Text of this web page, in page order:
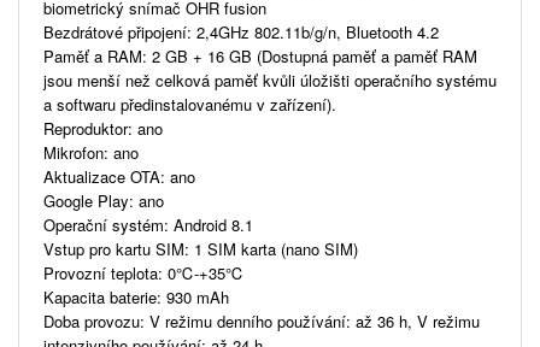
biometrický snímač OHR fusion
Bezdrátové připojení: 2,4GHz 802.11b/g/n, Bluetooth 4.2
Paměť a RAM: 2 GB + 16 GB (Dostupná paměť a paměť RAM
jsou menší než celková paměť kvůli úložišti operačního systému
a softwaru předinstalovanému v zařízení).
Reproduktor: ano
Mikrofon: ano
Aktualizace OTA: ano
Google Play: ano
Operační systém: Android 8.1
Vstup pro kartu SIM: 1 SIM karta (nano SIM)
Provozní teplota: 0℃-+35℃
Kapacita baterie: 930 mAh
Doba provozu: V režimu denního používání: až 36 h, V režimu